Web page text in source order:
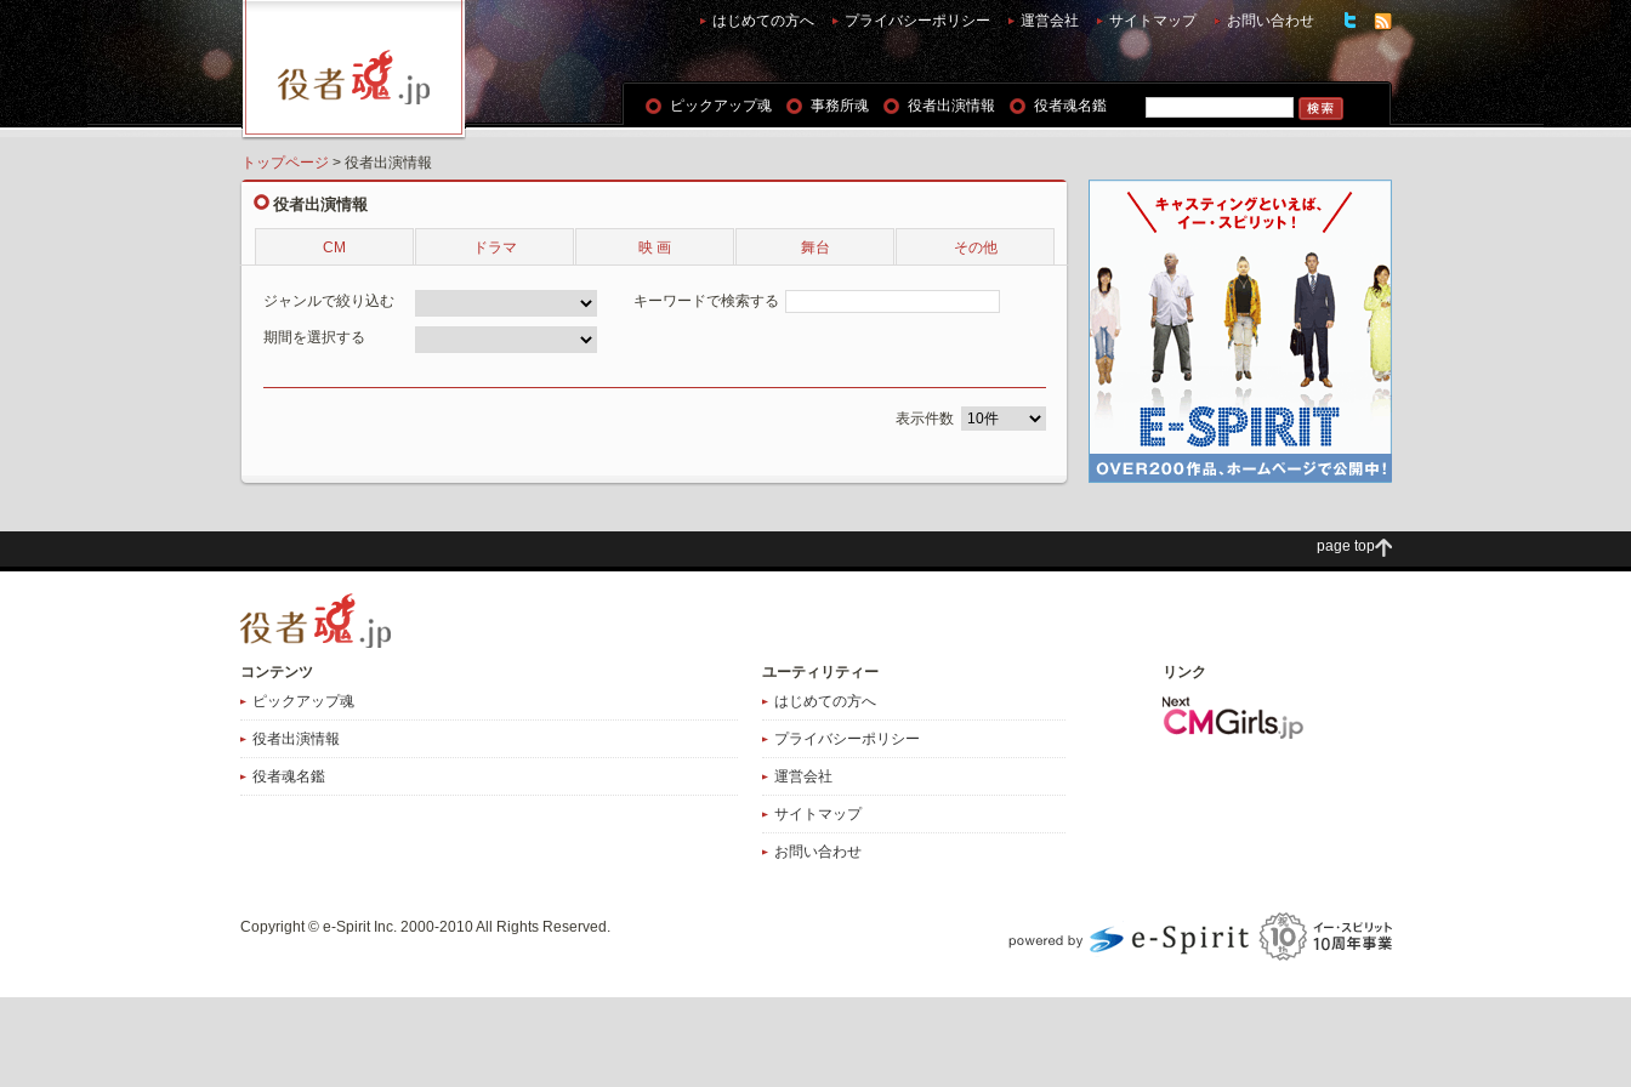
はじめての方へ プライバシーポリシー 運営会社 サイトマップ お問い合わせ
ピックアップ魂 事務所魂 役者出演情報 役者魂名鑑
トップページ > 役者出演情報
役者出演情報
CM ドラマ 映 画 舞台 その他
ジャンルで絞り込む キーワードで検索する
期間を選択する
表示件数
page top
コンテンツ
ピックアップ魂
役者出演情報
役者魂名鑑
ユーティリティー
はじめての方へ
プライバシーポリシー
運営会社
サイトマップ
お問い合わせ
リンク
Copyright © e-Spirit Inc. 2000-2010 All Rights Reserved.